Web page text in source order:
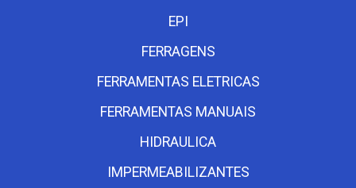
EPI
FERRAGENS
FERRAMENTAS ELETRICAS
FERRAMENTAS MANUAIS
HIDRAULICA
IMPERMEABILIZANTES